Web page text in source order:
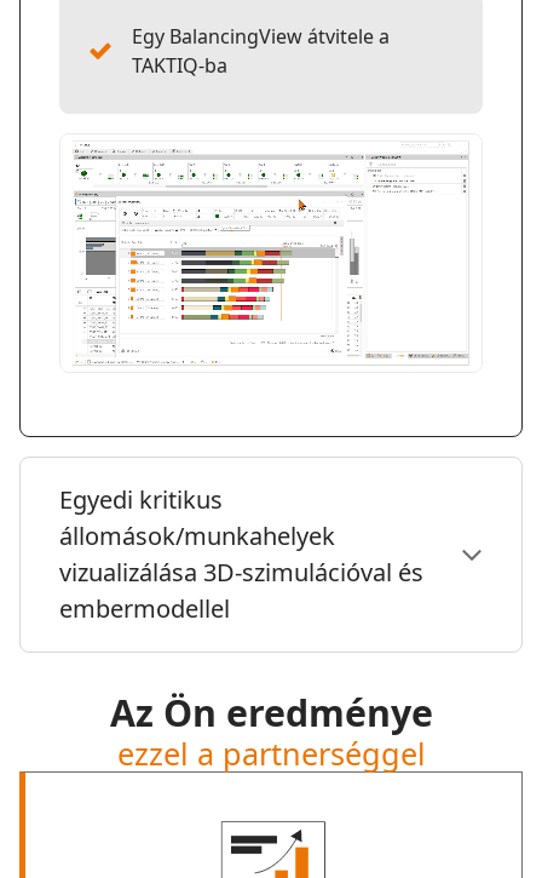
Egy BalancingView átvitele a
TAKTIQ-ba
Egyedi kritikus
állomások/munkahelyek
vizualizálása 3D-szimulációval és
embermodellel
Az Ön eredménye
ezzel a partnerséggel